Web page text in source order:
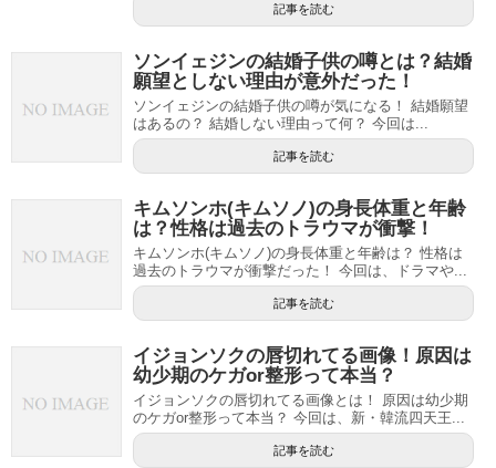
記事を読む
ソンイェジンの結婚子供の噂とは？結婚
願望としない理由が意外だった！
ソンイェジンの結婚子供の噂が気になる！ 結婚願望
はあるの？ 結婚しない理由って何？ 今回は...
記事を読む
キムソンホ(キムソノ)の身長体重と年齢
は？性格は過去のトラウマが衝撃！
キムソンホ(キムソノ)の身長体重と年齢は？ 性格は
過去のトラウマが衝撃だった！ 今回は、ドラマや...
記事を読む
イジョンソクの唇切れてる画像！原因は
幼少期のケガor整形って本当？
イジョンソクの唇切れてる画像とは！ 原因は幼少期
のケガor整形って本当？ 今回は、新・韓流四天王...
記事を読む